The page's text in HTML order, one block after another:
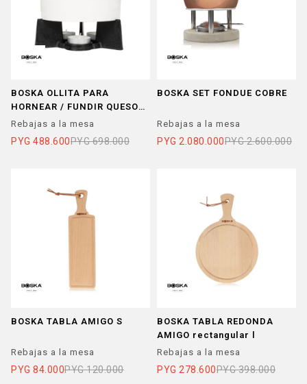
BOSKA OLLITA PARA
HORNEAR / FUNDIR QUESO
GDE
Rebajas a la mesa
PYG 488.600PYG 698.000
BOSKA SET FONDUE COBRE
Rebajas a la mesa
PYG 2.080.000PYG 2.600.000
BOSKA TABLA AMIGO S
Rebajas a la mesa
PYG 84.000PYG 120.000
BOSKA TABLA REDONDA
AMIGO rectangular l
Rebajas a la mesa
PYG 278.600PYG 398.000